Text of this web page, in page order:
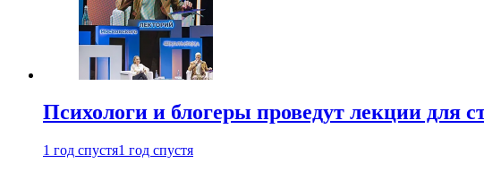
Психологи и блогеры проведут лекции для
1 год спустя1 год спустя